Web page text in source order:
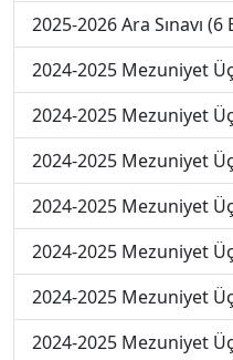
2025-2026 Ara Sınavı (6
2024-2025 Mezuniyet
2024-2025 Mezuniyet
2024-2025 Mezuniyet
2024-2025 Mezuniyet
2024-2025 Mezuniyet
2024-2025 Mezuniyet
2024-2025 Mezuniyet